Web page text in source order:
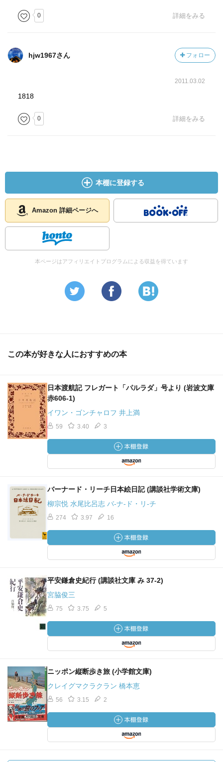
0 詳細をみる
hjw1967さん フォロー
2011.03.02
1818
0 詳細をみる
本棚に登録する
Amazon 詳細ページへ
本ページはアフィリエイトプログラムによる収益を得ています
この本が好きな人におすすめの本
日本渡航記 フレガート「パルラダ」号より (岩波文庫
赤606-1)
イワン・ゴンチャロフ 井上満
59 3.40 3
バーナード・リーチ日本絵日記 (講談社学術文庫)
柳宗悦 水尾比呂志 バ-ナ-ド・リ-チ
274 3.97 16
平安鎌倉史紀行 (講談社文庫 み 37-2)
宮脇俊三
75 3.75 5
ニッポン縦断歩き旅 (小学館文庫)
クレイグマクラクラン 橋本恵
56 3.15 2